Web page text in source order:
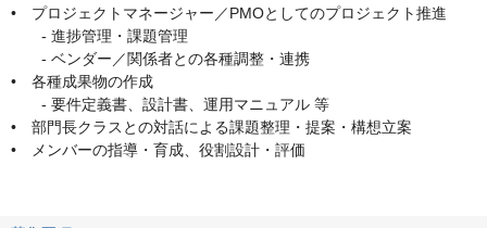
• プロジェクトマネージャー／PMOとしてのプロジェクト推進
- 進捗管理・課題管理
- ベンダー／関係者との各種調整・連携
• 各種成果物の作成
- 要件定義書、設計書、運用マニュアル 等
• 部門長クラスとの対話による課題整理・提案・構想立案
• メンバーの指導・育成、役割設計・評価